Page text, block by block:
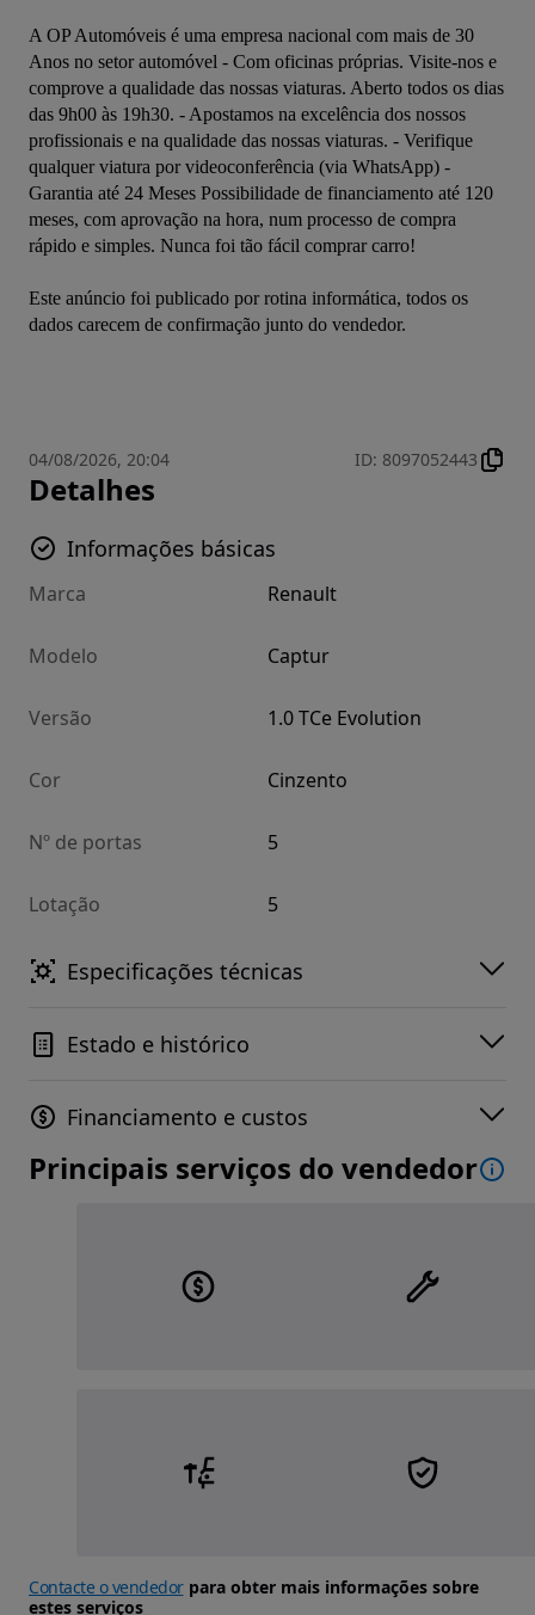
A OP Automóveis é uma empresa nacional com mais de 30
Anos no setor automóvel - Com oficinas próprias. Visite-nos e
comprove a qualidade das nossas viaturas. Aberto todos os dias
das 9h00 às 19h30. - Apostamos na excelência dos nossos
profissionais e na qualidade das nossas viaturas. - Verifique
qualquer viatura por videoconferência (via WhatsApp) -
Garantia até 24 Meses Possibilidade de financiamento até 120
meses, com aprovação na hora, num processo de compra
Este anúncio foi publicado por rotina informática, todos os
04/08/2026, 20:04 ID: 8097052443
Detalhes
Informações básicas
Marca Renault
Modelo Captur
Versão 1.0 TCe Evolution
Cor Cinzento
Nº de portas 5
Lotação 5
Especificações técnicas
Estado e histórico
Financiamento e custos
Principais serviços do vendedor
Contacte o vendedorpara obter mais informações sobre
estes serviços